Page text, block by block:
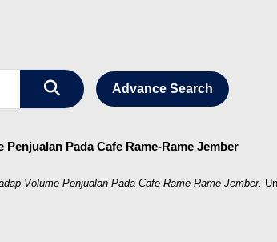
Advance Search
Pada Cafe Rame-Rame Jember
Volume Penjualan Pada Cafe Rame-Rame Jember.